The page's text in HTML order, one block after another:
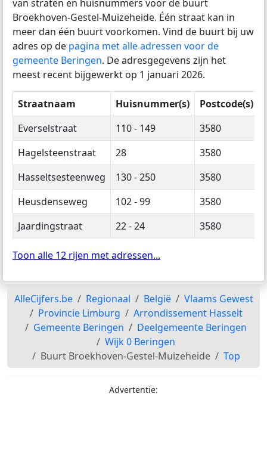
van straten en huisnummers voor de buurt
Broekhoven-Gestel-Muizeheide. Één straat kan in
meer dan één buurt voorkomen. Vind de buurt bij uw
adres op de pagina met alle adressen voor de
gemeente Beringen. De adresgegevens zijn het
meest recent bijgewerkt op 1 januari 2026.
Straatnaam Huisnummer(s)
Postcode(s)
Everselstraat
110 - 149
3580
Hagelsteenstraat
28
3580
Hasseltsesteenweg
130 - 250
3580
Heusdenseweg
102 - 99
3580
Jaardingstraat
22 - 24 3580
Toon alle 12 rijen met adressen...
AlleCijfers.be Regionaal België
Vlaams Gewest
Provincie Limburg
Arrondissement Hasselt
Gemeente Beringen
Deelgemeente Beringen
Wijk 0 Beringen
Buurt Broekhoven-Gestel-Muizeheide
Top
Advertentie: